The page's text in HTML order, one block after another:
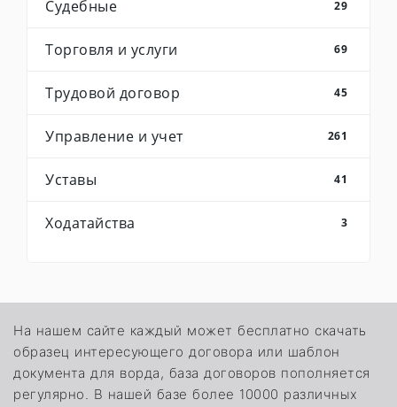
Судебные 29
Торговля и услуги 69
Трудовой договор 45
Управление и учет 261
Уставы 41
Ходатайства 3
На нашем сайте каждый может бесплатно скачать
образец интересующего договора или шаблон
документа для ворда, база договоров пополняется
регулярно. В нашей базе более 10000 различных